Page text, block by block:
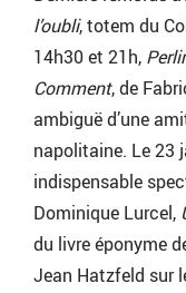
l’oubli, totem du
14h30 et 21h,
Comment, de
ambiguë d’une
napolitaine. Le 23
indispensable
Dominique Lurcel,
du livre éponyme
Jean Hatzfeld sur